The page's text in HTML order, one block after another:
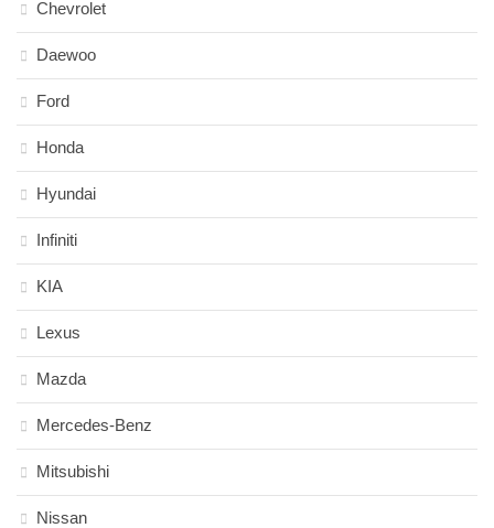
Chevrolet
Daewoo
Ford
Honda
Hyundai
Infiniti
KIA
Lexus
Mazda
Mercedes-Benz
Mitsubishi
Nissan